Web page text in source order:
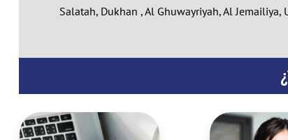
Salatah, Dukhan , Al Ghuwayriyah, Al